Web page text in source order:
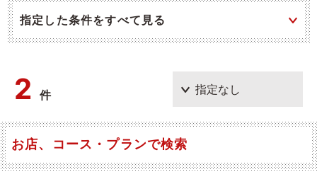
指定した条件をすべて見る
2件
お店、コース・プランで検索